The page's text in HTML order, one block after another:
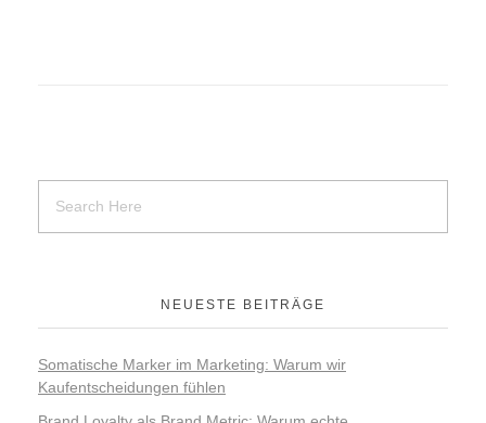
NEUESTE BEITRÄGE
Somatische Marker im Marketing: Warum wir
Kaufentscheidungen fühlen